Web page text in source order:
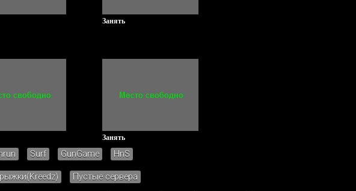
Занять
Занять
Surf GunGame HnS
Пустые сервера